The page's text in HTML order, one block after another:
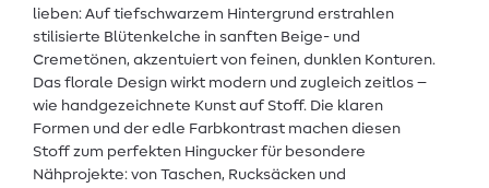
lieben: Auf tiefschwarzem Hintergrund erstrahlen
stilisierte Blütenkelche in sanften Beige- und
Cremetönen, akzentuiert von feinen, dunklen Konturen.
Das florale Design wirkt modern und zugleich zeitlos –
wie handgezeichnete Kunst auf Stoff. Die klaren
Formen und der edle Farbkontrast machen diesen
Stoff zum perfekten Hingucker für besondere
Nähprojekte: von Taschen, Rucksäcken und